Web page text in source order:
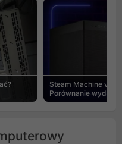
Steam Machine vs
Porównanie